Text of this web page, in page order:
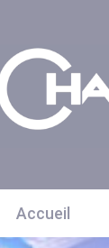
Accueil